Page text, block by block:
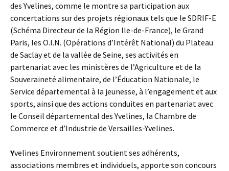
des Yvelines, comme le montre sa participation aux
concertations sur des projets régionaux tels que le SDRIF-E
(Schéma Directeur de la Région Ile-de-France), le Grand
Paris, les O.I.N. (Opérations d’Intérêt National) du Plateau
de Saclay et de la vallée de Seine, ses activités en
partenariat avec les ministères de l’Agriculture et de la
Souveraineté alimentaire, de l’Éducation Nationale, le
Service départemental à la jeunesse, à l’engagement et aux
sports, ainsi que des actions conduites en partenariat avec
le Conseil départemental des Yvelines, la Chambre de
Commerce et d’Industrie de Versailles-Yvelines.
Yvelines Environnement soutient ses adhérents,
associations membres et individuels, apporte son concours